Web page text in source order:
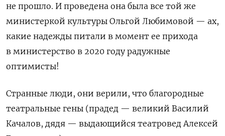
не прошло. И проведена она была все той же
министеркой культуры Ольгой Любимовой — ах,
какие надежды питали в момент ее прихода
в министерство в 2020 году радужные
оптимисты!
Странные люди, они верили, что благородные
театральные гены (прадед — великий Василий
Качалов, дядя — выдающийся театровед Алексей